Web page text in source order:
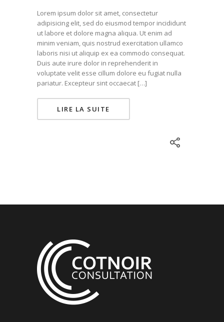
Lorem ipsum dolor sit amet, consectetur
adipisicing elit, sed do eiusmod tempor incididunt
ut labore et dolore magna aliqua. Ut enim ad
minim veniam, quis nostrud exercitation ullamco
laboris nisi ut aliquip ex ea commodo consequat.
Duis aute irure dolor in reprehenderit in
voluptate velit esse cillum dolore eu fugiat nulla
pariatur. Excepteur sint occaecat […]
LIRE LA SUITE